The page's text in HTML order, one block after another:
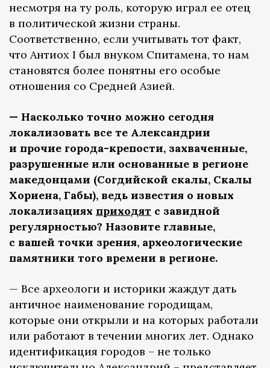
несмотря на ту роль, которую играл ее отец
в политической жизни страны.
Соответственно, если учитывать тот факт,
что Антиох I был внуком Спитамена, то нам
становятся более понятны его особые
отношения со Средней Азией.
— Насколько точно можно сегодня
локализовать все те Александрии
и прочие города-крепости, захваченные,
разрушенные или основанные в регионе
македонцами (Согдийской скалы, Скалы
Хориена, Габы), ведь известия о новых
локализациях приходят с завидной
регулярностью? Назовите главные,
с вашей точки зрения, археологические
памятники того времени в регионе.
— Все археологи и историки жаждут дать
античное наименование городищам,
которые они открыли и на которых работали
или работают в течении многих лет. Однако
идентификация городов – не только